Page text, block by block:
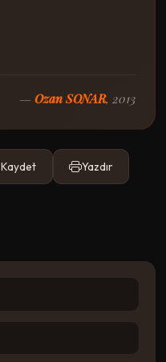
— Ozan SONAR, 2013
Kaydet Yazdır